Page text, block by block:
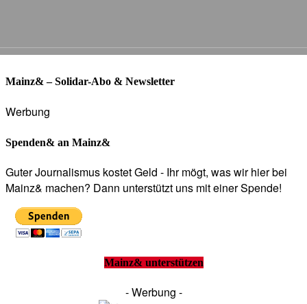
Mainz& – Solidar-Abo & Newsletter
Werbung
Spenden& an Mainz&
Guter Journalismus kostet Geld - Ihr mögt, was wir hier bei
Mainz& machen? Dann unterstützt uns mit einer Spende!
Mainz& unterstützen
- Werbung -